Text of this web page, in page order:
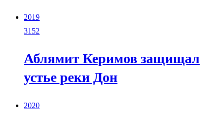
2019
3152
Аблямит Керимов защищал
устье реки Дон
2020